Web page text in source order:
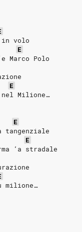
in volo
E
Polo
E
Milione…
E
tangenziale
E
‘a stradale
milione…